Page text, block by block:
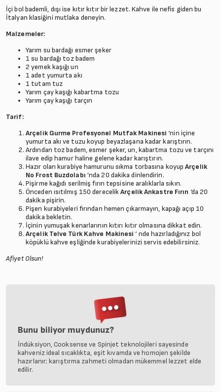
İçi bol bademli, dışı ise kıtır kıtır bir lezzet. Kahve ile nefis giden bu
İtalyan klasiğini mutlaka deneyin.
Malzemeler:
Yarım su bardağı esmer şeker
1 su bardağı toz badem
2 yemek kaşığı un
1 adet yumurta akı
1 tutam tuz
Yarım çay kaşığı kabartma tozu
Yarım çay kaşığı tarçın
Tarif:
Arçelik Gurme Profesyonel Mutfak Makinesi ‘nin içine
yumurta akı ve tuzu koyup beyazlaşana kadar karıştırın.
Ardından toz badem, esmer şeker, un, kabartma tozu ve tarçını
ilave edip hamur haline gelene kadar karıştırın.
Hazır olan kurabiye hamurunu sıkma torbasına koyup Arçelik
No Frost Buzdolabı ’nda 20 dakika dinlendirin.
Pişirme kağıdı serilmiş fırın tepsisine aralıklarla sıkın.
Önceden ısıtılmış 150 derecelikArçelik Ankastre Fırın ‘da 20
dakika pişirin.
Pişen kurabiyeleri fırından hemen çıkarmayın, kapağı açıp 10
dakika bekletin.
İçinin yumuşak kenarlarının kıtırı kıtır olmasına dikkat edin.
Arçelik Telve Türk Kahve Makinesi ‘ nde hazırladığınız bol
köpüklü kahve eşliğinde kurabiyelerinizi servis edebilirsiniz.
Afiyet Olsun!
Bunu biliyor muydunuz?
İndüksiyon, Cooksense ve Spinjet teknolojileri sayesinde
kahveniz ideal sıcaklıkta, eşit kıvamda ve homojen şekilde
hazırlanır; karıştırma zahmeti olmadan mükemmel lezzet elde
edilir.